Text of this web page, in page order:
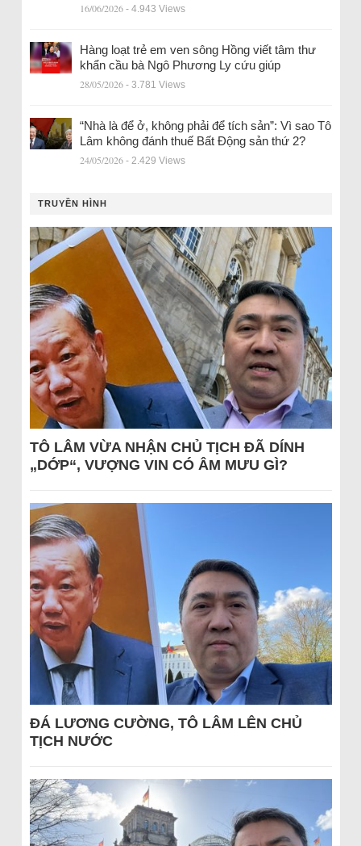
16/06/2026 - 4.943 Views
Hàng loạt trẻ em ven sông Hồng viết tâm thư
khẩn cầu bà Ngô Phương Ly cứu giúp
28/05/2026 - 3.781 Views
“Nhà là để ở, không phải để tích sản”: Vì sao Tô
Lâm không đánh thuế Bất Động sản thứ 2?
24/05/2026 - 2.429 Views
TRUYỀN HÌNH
TÔ LÂM VỪA NHẬN CHỦ TỊCH ĐÃ DÍNH
„DỚP“, VƯỢNG VIN CÓ ÂM MƯU GÌ?
ĐÁ LƯƠNG CƯỜNG, TÔ LÂM LÊN CHỦ
TỊCH NƯỚC